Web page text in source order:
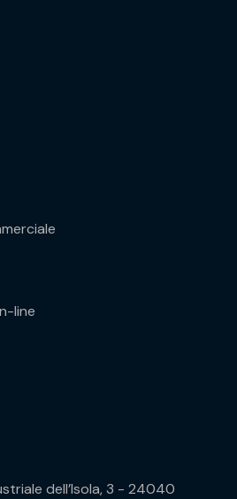
line
dell’Isola, 3 - 24040